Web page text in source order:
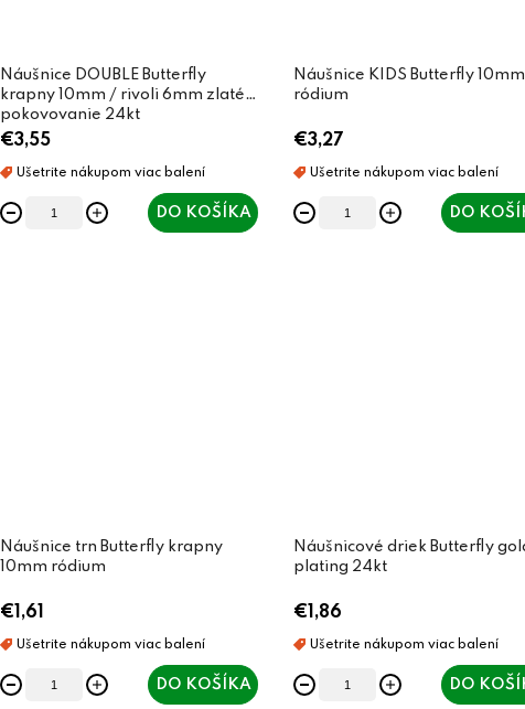
Náušnice DOUBLE Butterfly
krapny 10mm / rivoli 6mm zlaté
pokovovanie 24kt
€3,55
DO KOŠÍKA
Náušnice KIDS Butterfly 10mm
ródium
€3,27
DO
Náušnice trn Butterfly krapny
10mm ródium
€1,61
DO KOŠÍKA
Náušnicové driek Butterfly
plating 24kt
€1,86
DO